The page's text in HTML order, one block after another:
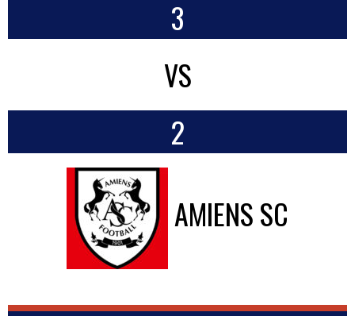
3
VS
2
AMIENS SC